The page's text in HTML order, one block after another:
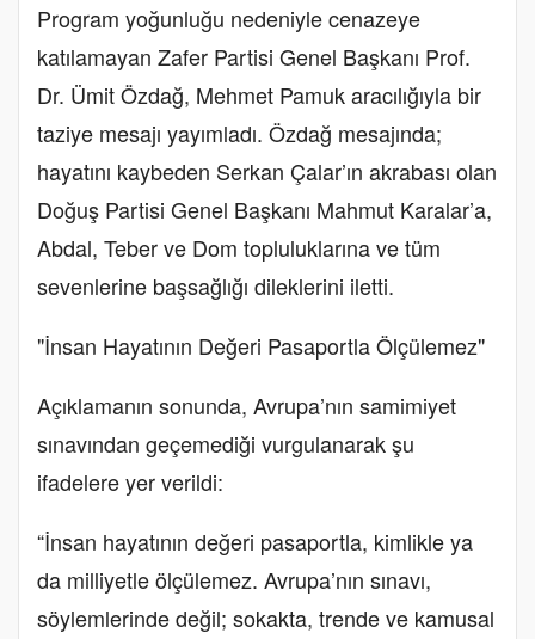
Program yoğunluğu nedeniyle cenazeye
katılamayan Zafer Partisi Genel Başkanı Prof.
Dr. Ümit Özdağ, Mehmet Pamuk aracılığıyla bir
taziye mesajı yayımladı. Özdağ mesajında;
hayatını kaybeden Serkan Çalar’ın akrabası olan
Doğuş Partisi Genel Başkanı Mahmut Karalar’a,
Abdal, Teber ve Dom topluluklarına ve tüm
sevenlerine başsağlığı dileklerini iletti.
"İnsan Hayatının Değeri Pasaportla Ölçülemez"
Açıklamanın sonunda, Avrupa’nın samimiyet
sınavından geçemediği vurgulanarak şu
ifadelere yer verildi:
“İnsan hayatının değeri pasaportla, kimlikle ya
da milliyetle ölçülemez. Avrupa’nın sınavı,
söylemlerinde değil; sokakta, trende ve kamusal